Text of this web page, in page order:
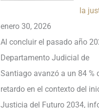
la
enero 30, 2026
Al concluir el pasado año
Departamento Judicial de
Santiago avanzó a un 84 %
retardo en el contexto del
Justicia del Futuro 2034,